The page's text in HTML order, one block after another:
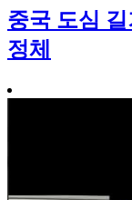
중국 도심 길
정체